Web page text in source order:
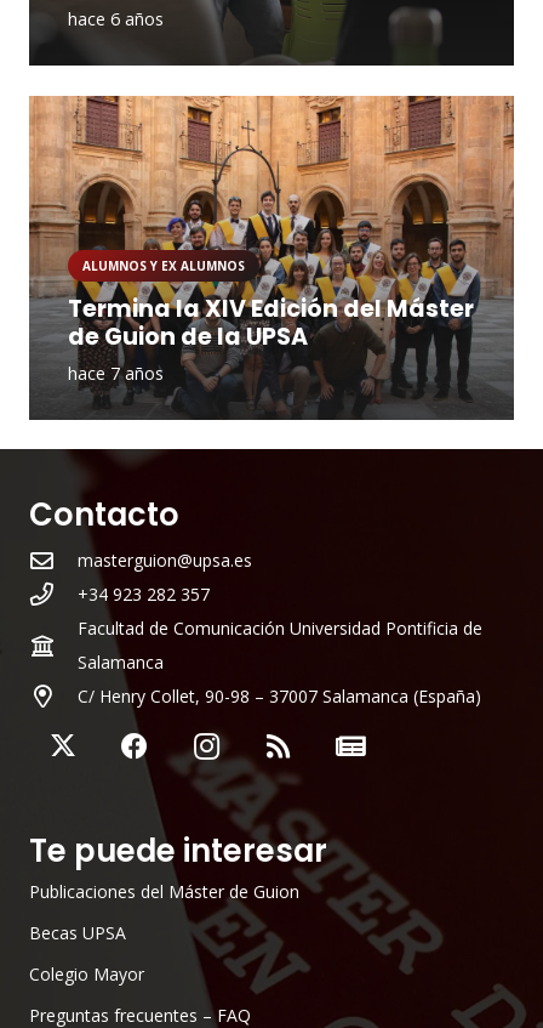
hace 6 años
ALUMNOS Y EX ALUMNOS
Termina la XIV Edición del Máster
de Guion de la UPSA
hace 7 años
Contacto
masterguion@upsa.es
+34 923 282 357
Facultad de Comunicación Universidad Pontificia de
Salamanca
C/ Henry Collet, 90-98 – 37007 Salamanca (España)
Te puede interesar
Publicaciones del Máster de Guion
Becas UPSA
Colegio Mayor
Preguntas frecuentes – FAQ